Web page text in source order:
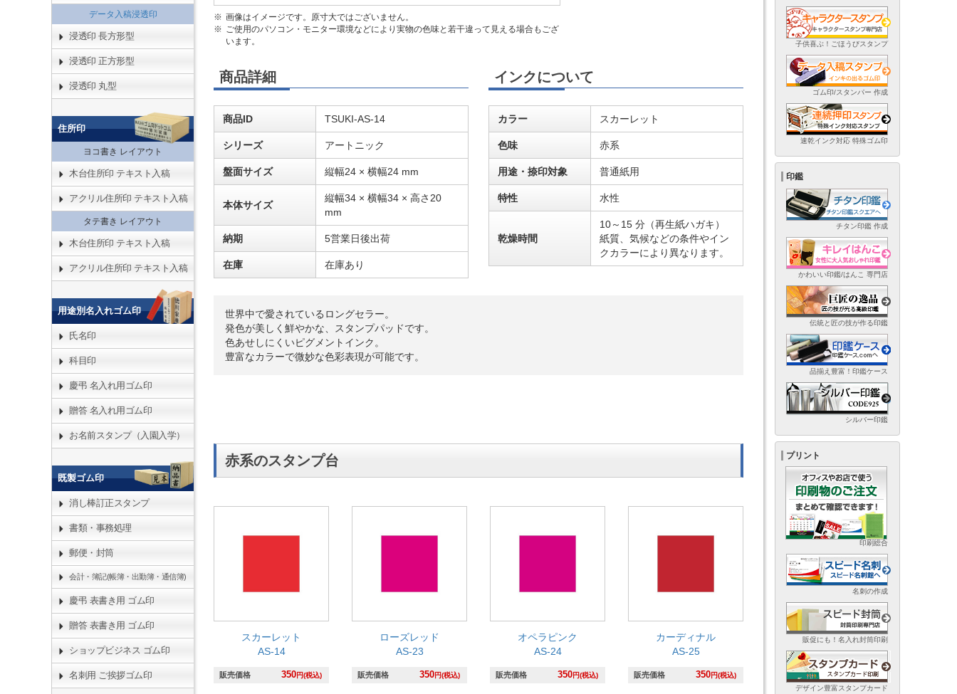
画像はイメージです。原寸大ではございません。
ご使用のパソコン・モニター環境などにより実物の色味と若干違って見える場合もござ
います。
商品詳細
商品ID TSUKI-AS-14
シリーズ アートニック
盤面サイズ 縦幅24 × 横幅24 mm
本体サイズ
縦幅34 × 横幅34 × 高さ20
mm
納期 5営業日後出荷
在庫 在庫あり
インクについて
カラー スカーレット
色味 赤系
用途・捺印対象 普通紙用
特性 水性
乾燥時間
10～15 分（再生紙ハガキ）
紙質、気候などの条件やイン
クカラーにより異なります。
世界中で愛されているロングセラー。
発色が美しく鮮やかな、スタンプパッドです。
色あせしにくいピグメントインク。
豊富なカラーで微妙な色彩表現が可能です。
赤系のスタンプ台
スカーレット
AS-14
販売価格 350円(税込)
ローズレッド
AS-23
販売価格 350円(税込)
オペラピンク
AS-24
販売価格 350円(税込)
カーディナル
AS-25
販売価格 350円(税込)
データ入稿浸透印
浸透印 長方形型
浸透印 正方形型
浸透印 丸型
住所印
ヨコ書き レイアウト
木台住所印 テキスト入稿
アクリル住所印 テキスト入稿
タテ書き レイアウト
木台住所印 テキスト入稿
アクリル住所印 テキスト入稿
用途別名入れゴム印
氏名印
科目印
慶弔 名入れ用ゴム印
贈答 名入れ用ゴム印
お名前スタンプ（入園入学）
既製ゴム印
消し棒訂正スタンプ
書類・事務処理
郵便・封筒
会計・簿記(帳簿・出勤簿・通信簿)
慶弔 表書き用 ゴム印
贈答 表書き用 ゴム印
ショップビジネス ゴム印
名刺用 ご挨拶ゴム印
子供喜ぶ！ごほうびスタンプ
ゴム印/スタンパー 作成
速乾インク対応 特殊ゴム印
印鑑
チタン印鑑 作成
かわいい印鑑/はんこ 専門店
伝統と匠の技が作る印鑑
品揃え豊富！印鑑ケース
シルバー印鑑
プリント
印刷総合
名刺の作成
販促にも！名入れ封筒印刷
デザイン豊富スタンプカード